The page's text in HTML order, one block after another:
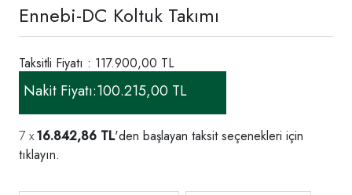
Ennebi-DC Koltuk Takımı
Taksitli Fiyatı : 117.900,00 TL
Nakit Fiyatı:100.215,00 TL
16.842,86 TL'den başlayan taksit seçenekleri için
tıklayın.